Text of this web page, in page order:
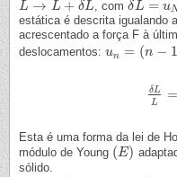
L → L + δL
L→L+ δL , comδL = u
δL= uN
estática é descrita igualando
acrescentado a força F à
deslocamentos: un = (n − 1
un= (n −1)Fk
δL
L
=
δLL =u
Esta é uma forma da lei de
módulo de Young (E)
(E)
sólido.